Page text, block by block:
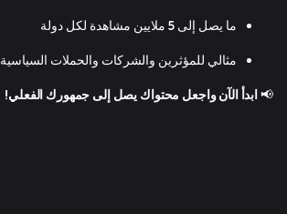
ما يصل إلى 5 ملايين مشاهدة لكل دولة
مثالي للمؤثرين والشركات والحملات السياسية
📢ابدأ الآن واجعل محتواك يصل إلى جمهورك الفعلي!